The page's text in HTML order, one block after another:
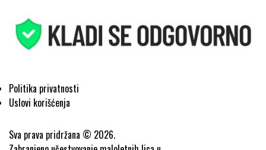
Politika privatnosti
Uslovi korišćenja
Sva prava pridržana © 2026.